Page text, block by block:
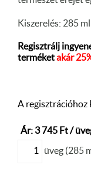
Kiszerelés: 285
Regisztrálj
terméketakár
A regisztrációhoz
Ár: 3 745 Ft /
üveg (285